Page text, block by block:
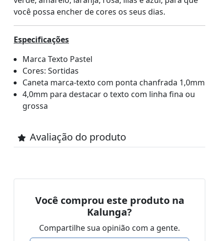
você possa encher de cores os seus dias.
Especificações
Marca Texto Pastel
Cores: Sortidas
Caneta marca-texto com ponta chanfrada 1,0mm
4,0mm para destacar o texto com linha fina ou
grossa
Avaliação do produto
Você comprou este produto na
Kalunga?
Compartilhe sua opinião com a gente.